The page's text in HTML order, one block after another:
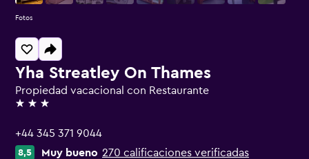
Yha Streatley On Thames
Propiedad vacacional con Restaurante
3 estrellas
+44 345 371 9044
8,5 Muy bueno 270 calificaciones verificadas
Fotos